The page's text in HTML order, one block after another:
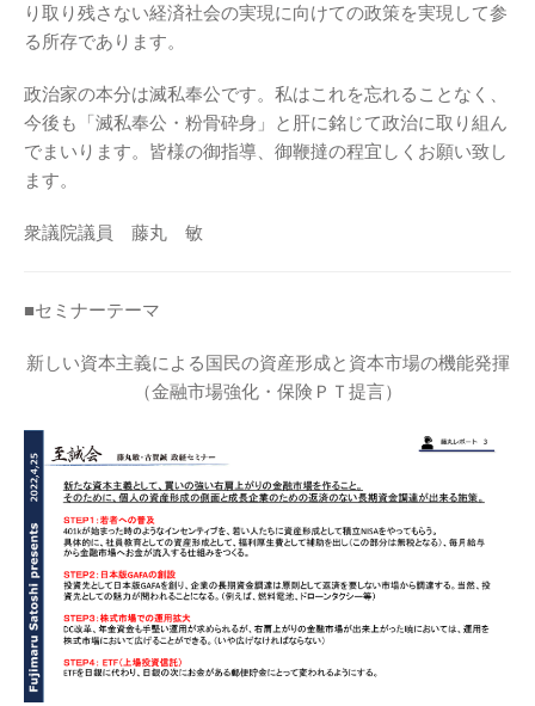
り取り残さない経済社会の実現に向けての政策を実現して参
る所存であります。
政治家の本分は滅私奉公です。私はこれを忘れることなく、
今後も「滅私奉公・粉骨砕身」と肝に銘じて政治に取り組ん
でまいります。皆様の御指導、御鞭撻の程宜しくお願い致し
ます。
衆議院議員 藤丸 敏
■セミナーテーマ
新しい資本主義による国民の資産形成と資本市場の機能発揮
（金融市場強化・保険ＰＴ提言）